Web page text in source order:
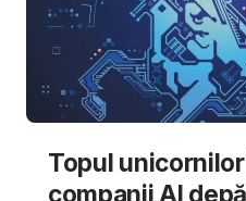
Topul
companii AI